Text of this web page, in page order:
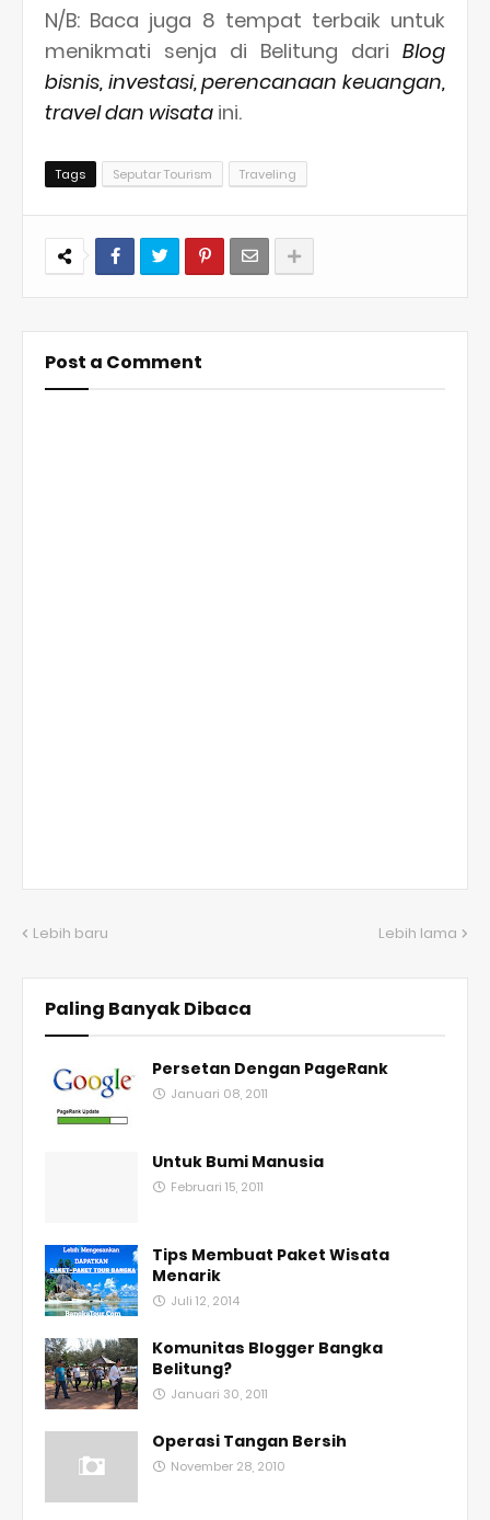
N/B: Baca juga 8 tempat terbaik untuk
menikmati senja di Belitung dari Blog
bisnis, investasi, perencanaan keuangan,
travel dan wisata ini.
Tags Seputar Tourism Traveling
Post a Comment
Lebih baru Lebih lama
Paling Banyak Dibaca
Persetan Dengan PageRank
Januari 08, 2011
Untuk Bumi Manusia
Februari 15, 2011
Tips Membuat Paket Wisata
Menarik
Juli 12, 2014
Komunitas Blogger Bangka
Belitung?
Januari 30, 2011
Operasi Tangan Bersih
November 28, 2010